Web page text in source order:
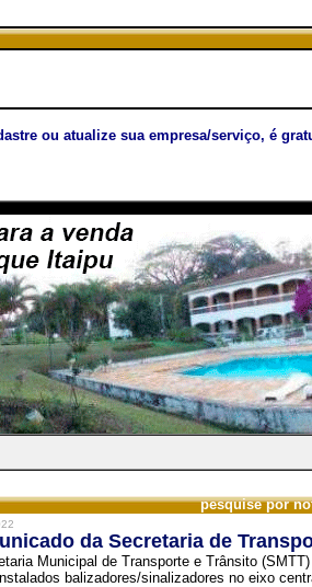
ou atualize sua empresa/serviço, é
pesquise por
da Secretaria de
Municipal de Transporte e Trânsito
balizadores/sinalizadores no eixo